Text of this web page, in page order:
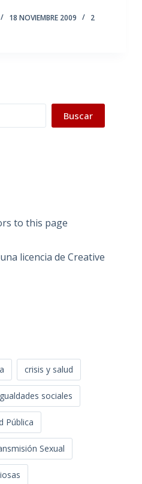
18 NOVIEMBRE 2009
2
Buscar
licencia de Creative
crisis y salud
sociales
Pública
Sexual